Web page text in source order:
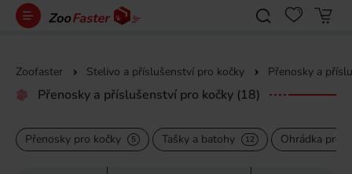
Zoofaster Stelivo a příslušenství pro kočky Přenosky a
Přenosky a příslušenství pro kočky (18)
Přenosky pro kočky 5 Tašky a batohy 12 Ohrádka pro